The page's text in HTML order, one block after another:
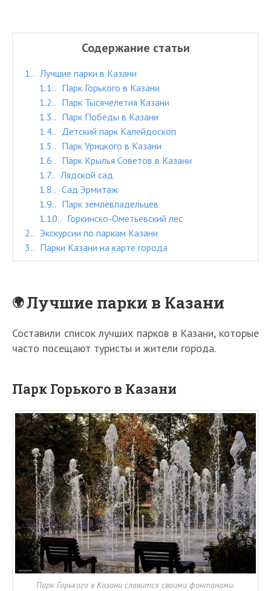
Содержание статьи
1.
Лучшие парки в Казани
1.1.
Парк Горького в Казани
1.2.
Парк Тысячелетия Казани
1.3.
Парк Победы в Казани
1.4.
Детский парк Калейдоскоп
1.5.
Парк Урицкого в Казани
1.6.
Парк Крылья Советов в Казани
1.7.
Лядской сад
1.8.
Сад Эрмитаж
1.9.
Парк землевладельцев
1.10.
Горкинско-Ометьевский лес
2.
Экскурсии по паркам Казани
3.
Парки Казани на карте города
Лучшие парки в Казани
Составили список лучших парков в Казани, которые
часто посещают туристы и жители города.
Парк Горького в Казани
Парк Горького в Казани славится своими фонтанами.